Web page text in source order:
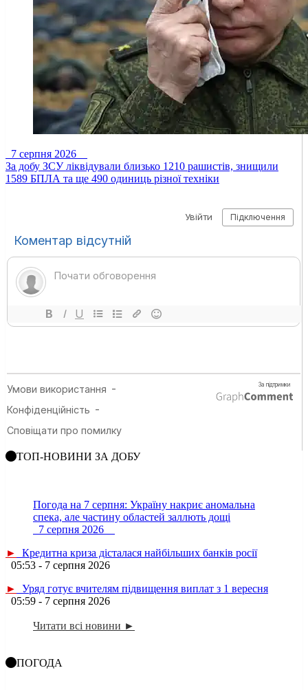
7 серпня 2026
За добу ЗСУ ліквідували близько 1210 рашистів, знищили
1589 БПЛА та ще 490 одиниць різної техніки
ТОП-НОВИНИ ЗА ДОБУ
Погода на 7 серпня: Україну накриє аномальна
спека, але частину областей заллють дощі
7 серпня 2026
►
Кредитна криза дісталася найбільших банків росії
05:53 - 7 серпня 2026
►
Уряд готує вчителям підвищення виплат з 1 вересня
05:59 - 7 серпня 2026
Читати всі новини ►
ПОГОДА